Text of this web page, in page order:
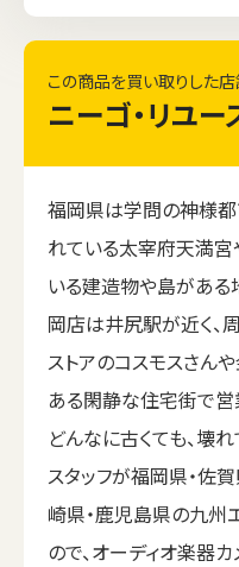
この商品を買い取りした
ニーゴ・リユ
福岡県は学問の神様
れている太宰府天満宮
いる建造物や島がある
岡店は井尻駅が近く、
ストアのコスモスさん
ある閑静な住宅街で営
どんなに古くても、壊
スタッフが福岡県・佐
崎県・鹿児島県の九州
ので、オーディオ楽器